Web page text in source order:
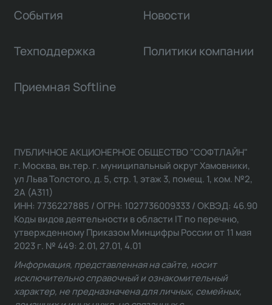
События Новости
Техподдержка Политики компании
Приемная Softline
ПУБЛИЧНОЕ АКЦИОНЕРНОЕ ОБЩЕСТВО "СОФТЛАЙН"
г. Москва, вн.тер. г. муниципальный округ Хамовники,
ул Льва Толстого, д. 5, стр. 1, этаж 3, помещ. 1, ком. №2,
2А (А311)
ИНН: 7736227885 / ОГРН: 1027736009333 / ОКВЭД: 46.90
Коды видов деятельности в области IT по перечню,
утвержденному Приказом Минцифры России от 11 мая
2023 г. № 449: 2.01, 27.01, 4.01
Информация, представленная на сайте, носит
исключительно справочный и ознакомительный
характер, не предназначена для личных, семейных,